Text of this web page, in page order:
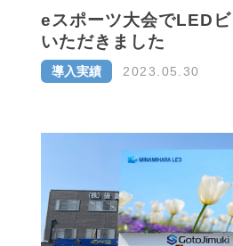
eスポーツ大会でLED
いただきました
導入実績 2023.05.30